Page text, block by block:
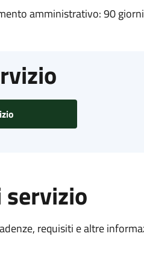
amministrativo: 90 giorni
servizio
requisiti e altre